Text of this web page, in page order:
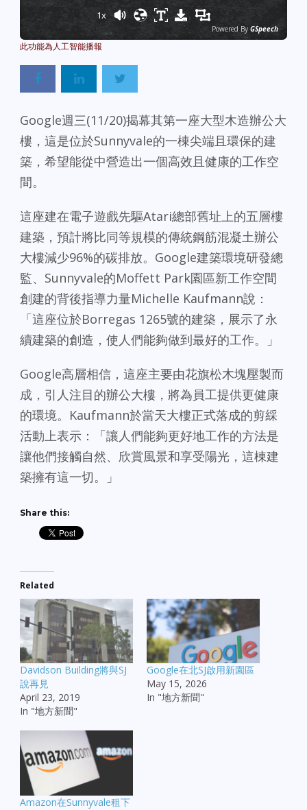
1x
Powered By GSpeech
Google週三(11/20)揭幕其第一座大型木造辦公大
樓，這是位於Sunnyvale的一棟尖端且環保的建
築，希望能從中營造出一個高效且健康的工作空
間。
這座建在電子遊戲先驅Atari總部舊址上的五層樓
建築，預計將比同等規模的傳統鋼筋混凝土辦公
大樓減少96%的碳排放。Google建築環境研發總
監、Sunnyvale的Moffett Park園區新工作空間
創建的背後指導力量Michelle Kaufmann說：
「這座位於Borregas 1265號的建築，展示了永
續建築的創造，使人們能夠做到最好的工作。」
Google高層相信，這座主要由花旗松木塊壓製而
成，引人注目的辦公大樓，將為員工提供更健康
的環境。Kaufmann於當天大樓正式落成的剪綵
活動上表示：「讓人們能夠更好地工作的方法是
讓他們接觸自然、欣賞風景和享受陽光，這棟建
築擁有這一切。」
Share this:
Related
Davidson Building將與SJ
說再見
April 23, 2019
In "地方新聞"
Google在北SJ啟用新園區
May 15, 2026
In "地方新聞"
Amazon在Sunnyvale租下